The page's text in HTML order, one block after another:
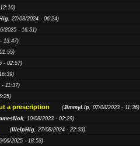
, 27/08/2024 - 06:24)
2025 - 16:51)
13:47)
- 02:57)
- 11:37)
a prescription (JimmyLip, 07/08/2023 - 11:36)
, 10/08/2023 - 02:29)
(IllelpHig, 27/08/2024 - 22:33)
06/2025 - 18:53)